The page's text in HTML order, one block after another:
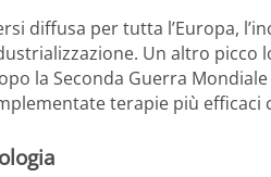
diffusa per tutta l’Europa,
Un altro
la Seconda Guerra
terapie più efficaci